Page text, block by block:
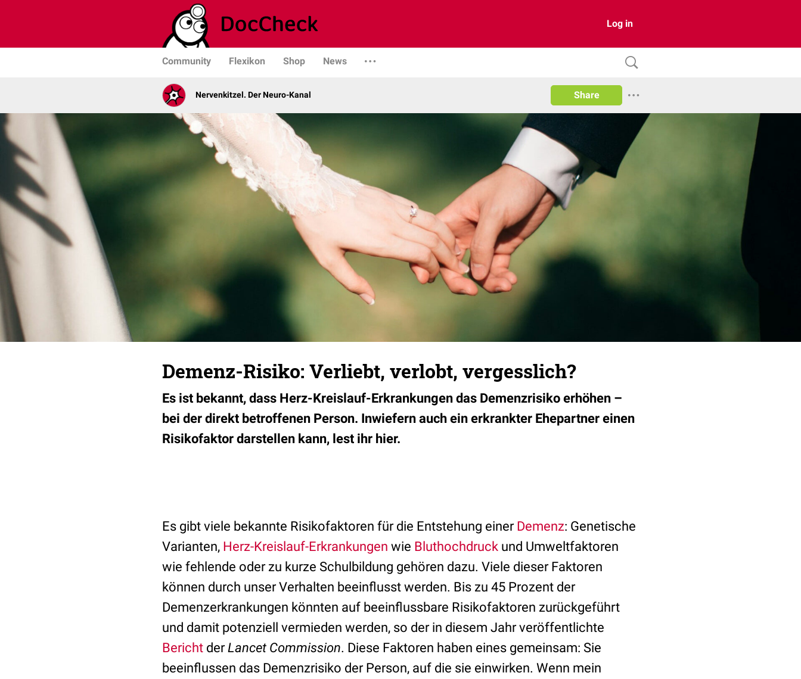
Log in
Community Flexikon Shop News
Nervenkitzel. Der Neuro-Kanal Share
Demenz-Risiko: Verliebt, verlobt, vergesslich?
Es ist bekannt, dass Herz-Kreislauf-Erkrankungen das Demenzrisiko erhöhen –
bei der direkt betroffenen Person. Inwiefern auch ein erkrankter Ehepartner einen
Risikofaktor darstellen kann, lest ihr hier.
Es gibt viele bekannte Risikofaktoren für die Entstehung einer Demenz: Genetische
Varianten, Herz-Kreislauf-Erkrankungen wie Bluthochdruck und Umweltfaktoren
wie fehlende oder zu kurze Schulbildung gehören dazu. Viele dieser Faktoren
können durch unser Verhalten beeinflusst werden. Bis zu 45 Prozent der
Demenzerkrankungen könnten auf beeinflussbare Risikofaktoren zurückgeführt
und damit potenziell vermieden werden, so der in diesem Jahr veröffentlichte
Bericht derLancet Commission. Diese Faktoren haben eines gemeinsam: Sie
beeinflussen das Demenzrisiko der Person, auf die sie einwirken. Wenn mein